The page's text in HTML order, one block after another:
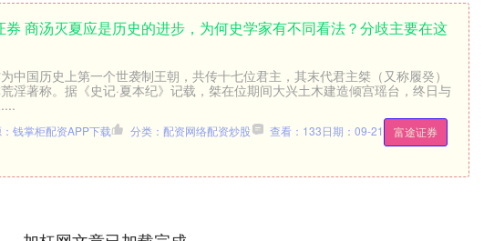
券 商汤灭夏应是历史的进步，为何史学家有不同看法？分歧主要在这
中国历史上第一个世袭制王朝，共传十七位君主，其末代君主桀（又称履癸）
淫著称。据《史记·夏本纪》记载，桀在位期间大兴土木建造倾宫瑶台，终日与
富途证券
钱掌柜配资APP下载 分类：配资网络配资炒股 查看：133日期：09-21